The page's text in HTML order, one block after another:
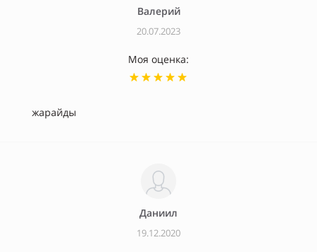
Валерий
20.07.2023
Моя оценка:
жарайды
Даниил
19.12.2020